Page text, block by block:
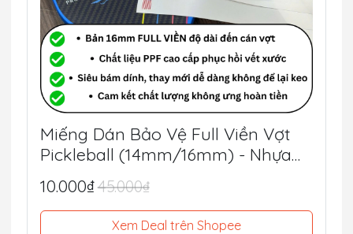
Miếng Dán Bảo Vệ Full Viền Vợt
Pickleball (14mm/16mm) - Nhựa
PPF Mỹ Siêu Dày 8.5mil
10.000₫45.000₫
Xem Deal trên Shopee